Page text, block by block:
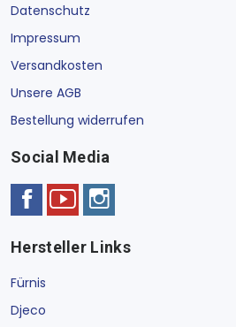
Datenschutz
Impressum
Versandkosten
Unsere AGB
Bestellung widerrufen
Social Media
Hersteller Links
Fürnis
Djeco